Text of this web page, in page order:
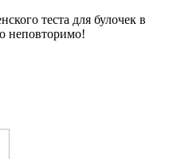
теста для булочек в
неповторимо!